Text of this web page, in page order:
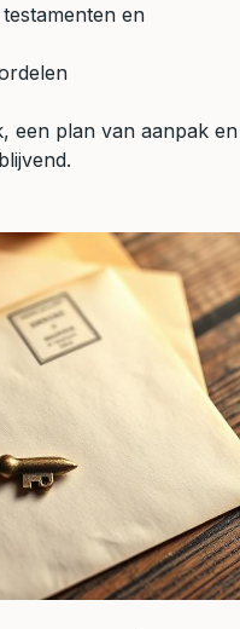
en
een plan van aanpak en